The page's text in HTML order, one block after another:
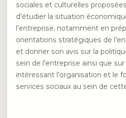
sociales et culturelles
d’étudier la situation
l’entreprise, notamment en
orientations stratégiques de
et donner son avis sur la
sein de l’entreprise ainsi que
intéressant l’organisation et le
services sociaux au sein de